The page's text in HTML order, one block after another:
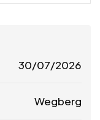
30/07/2026
Wegberg